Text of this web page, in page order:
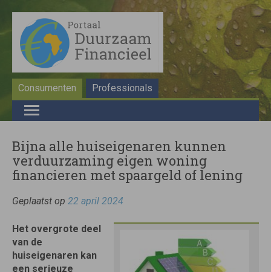
Consumenten Professionals
Bijna alle huiseigenaren kunnen
verduurzaming eigen woning
financieren met spaargeld of lening
Geplaatst op 22 april 2024
Het overgrote deel
van de
huiseigenaren kan
een serieuze